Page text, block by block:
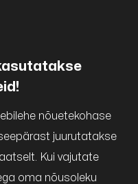
nõuetekohase
juurutatakse
Kui vajutate
oma nõusoleku